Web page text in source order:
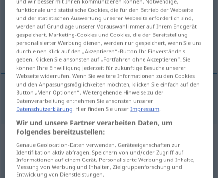
Übersicht aller Übersetzungen
(Für mehr Details die Übersetzung anklicken/antippen)
solidarnost
solidarnostf Solidarität
Synonyme für "Solidarität"
Zusammenhalt
funktionale und statistische Cookies, die für den Betrieb der Webseite
und der statistischen Auswertung unserer Webseite erforderlich sind,
werden auf Grundlage unserer Vorauswahl immer auf Ihrem Endgerät
gespeichert. Marketing-Cookies und Cookies, die der Bereitstellung
personalisierter Werbung dienen, werden nur gespeichert, wenn Sie uns
durch einen Klick auf den „Akzeptieren“-Button Ihr Einverständnis
geben. Klicken Sie ansonsten auf „Fortfahren ohne Akzeptieren“. Sie
können Ihre Einwilligung jederzeit für zukünftige Besuche unserer
Webseite widerrufen. Wenn Sie weitere Informationen zu den Cookies
und den Anpassungsmöglichkeiten möchten, klicken Sie einfach auf den
Button „Mehr Optionen“. Weitergehende Hinweise zu der
Datenverarbeitung entnehmen Sie ansonsten unserer
Datenschutzerklärung . Hier finden Sie unserImpressum
Wir und unsere Partner verarbeiten Daten, um
Folgendes bereitzustellen:
Genaue Geolocation-Daten verwenden. Geräteeigenschaften zur
Identifikation aktiv abfragen. Speichern von und/oder Zugriff auf
Informationen auf einem Gerät. Personalisierte Werbung und Inhalte,
Messung von Werbung und Inhalten, Zielgruppenforschung und
Entwicklung von Dienstleistungen.